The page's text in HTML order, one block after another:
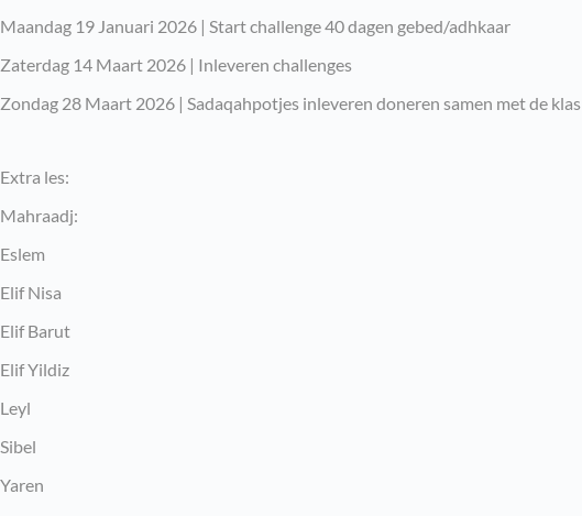
Maandag 19 Januari 2026 | Start challenge 40 dagen gebed/adhkaar
Zaterdag 14 Maart 2026 | Inleveren challenges
Zondag 28 Maart 2026 | Sadaqahpotjes inleveren doneren samen met de klas
Extra les:
Mahraadj:
Eslem
Elif Nisa
Elif Barut
Elif Yildiz
Leyl
Sibel
Yaren